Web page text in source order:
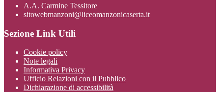
A.A. Carmine Tessitore
sitowebmanzoni@liceomanzonicaserta.it
Sezione Link Utili
Cookie policy
Note legali
Informativa Privacy
Ufficio Relazioni con il Pubblico
Dichiarazione di accessibilità